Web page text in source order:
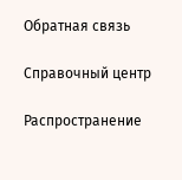
Обратная связь
Справочный центр
Распространение